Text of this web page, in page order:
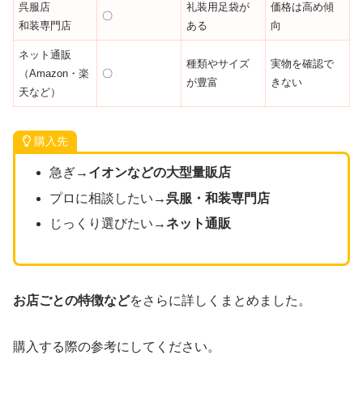
呉服店
和装専門店
〇
礼装用足袋が
ある
価格は高め傾
向
ネット通販
（Amazon・楽
天など）
〇
種類やサイズ
が豊富
実物を確認で
きない
購入先
急ぎ→ イオンなどの大型量販店
プロに相談したい →呉服・和装専門店
じっくり選びたい→ネット通販
お店ごとの特徴などをさらに詳しくまとめました。
購入する際の参考にしてください。